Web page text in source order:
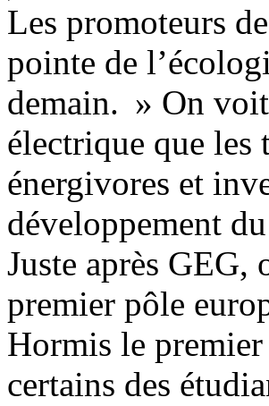
Les promoteurs
pointe de
demain. » On
électrique que les
énergivores et
développement
Juste après
premier pôle
Hormis le
certains des